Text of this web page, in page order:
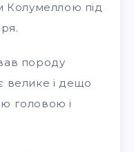
Колумеллою під
породу
велике і дещо
головою і